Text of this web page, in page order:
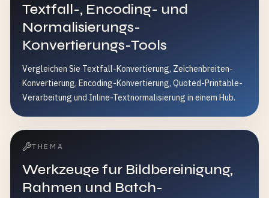
Textfall-, Encoding- und
Normalisierungs-
Konvertierungs-Tools
Vergleichen Sie Textfall-Konvertierung, Zeichenbreiten-
Konvertierung, Encoding-Konvertierung, Quoted-Printable-
Verarbeitung und Inline-Textnormalisierung in einem Hub.
THEMA
Werkzeuge fur Bildbereinigung,
Rahmen und Batch-